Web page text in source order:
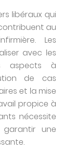
libéraux qui
au
Les
avec les
aspects à
de cas
et la mise
propice à
nécessite
une